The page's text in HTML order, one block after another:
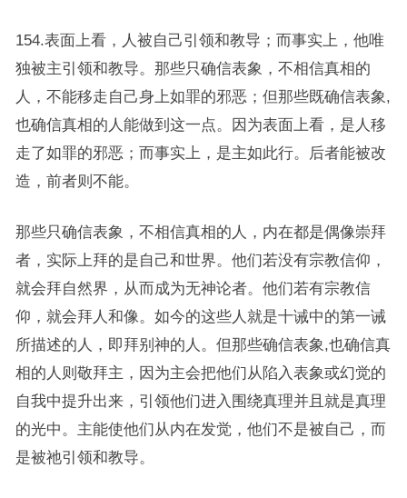
154.表面上看，人被自己引领和教导；而事实上，他唯
独被主引领和教导。那些只确信表象，不相信真相的
人，不能移走自己身上如罪的邪恶；但那些既确信表象,
也确信真相的人能做到这一点。因为表面上看，是人移
走了如罪的邪恶；而事实上，是主如此行。后者能被改
造，前者则不能。
那些只确信表象，不相信真相的人，内在都是偶像崇拜
者，实际上拜的是自己和世界。他们若没有宗教信仰，
就会拜自然界，从而成为无神论者。他们若有宗教信
仰，就会拜人和像。如今的这些人就是十诫中的第一诫
所描述的人，即拜别神的人。但那些确信表象,也确信真
相的人则敬拜主，因为主会把他们从陷入表象或幻觉的
自我中提升出来，引领他们进入围绕真理并且就是真理
的光中。主能使他们从内在发觉，他们不是被自己，而
是被祂引领和教导。